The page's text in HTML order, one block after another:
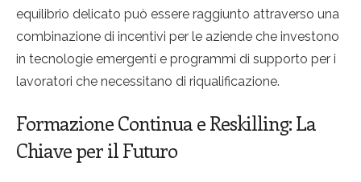
equilibrio delicato può essere raggiunto attraverso una
combinazione di incentivi per le aziende che investono
in tecnologie emergenti e programmi di supporto per i
lavoratori che necessitano di riqualificazione.
Formazione Continua e Reskilling: La
Chiave per il Futuro